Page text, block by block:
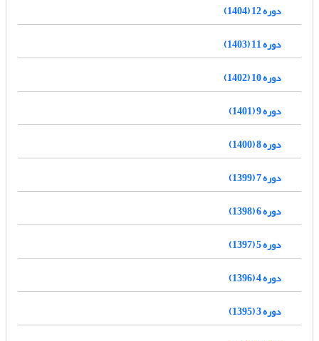
دوره 12 (1404)
دوره 11 (1403)
دوره 10 (1402)
دوره 9 (1401)
دوره 8 (1400)
دوره 7 (1399)
دوره 6 (1398)
دوره 5 (1397)
دوره 4 (1396)
دوره 3 (1395)